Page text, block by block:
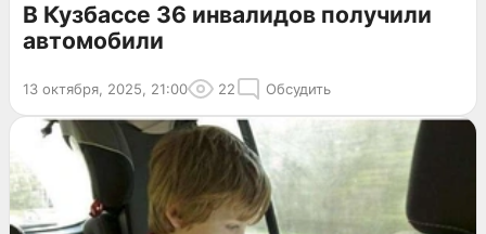
В Кузбассе 36 инвалидов получили
автомобили
13 октября, 2025, 21:00 22 Обсудить